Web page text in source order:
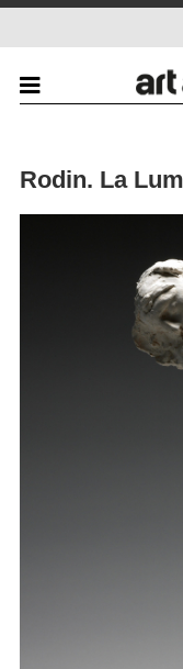
Rodin. La